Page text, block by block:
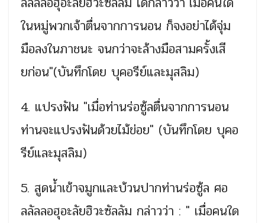
ในหมู่พวกเจ้าตื่นจากการนอน ก็จงอย่าได้จุ่ม
มือลงในภาชนะ จนกว่าจะล้างมือสามครั้งเสี
ยก่อน"(บันทึกโดย บุคอรีย์และมุสลิม)
4. แปรงฟัน "เมื่อท่านร่อซู้ลตื่นจากการนอน
ท่านจะแปรงฟันด้วยไม้ข่อย" (บันทึกโดย บุคอ
รีย์และมุสลิม)
5. สูดน้ำเข้าจมูกและบ้วนปากท่านร่อซู้ล ศอ
ลลัลลอฮุอะลัยฮิวะซัลลัม กล่าวว่า : " เมื่อคนใด